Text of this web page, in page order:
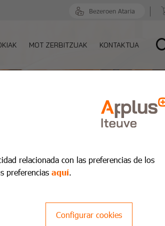
Bezeroen Ataria
MOT ZERBITZUAK KONTAKTUA
relacionada con las preferencias de los
preferencias aquí.
Configurar cookies